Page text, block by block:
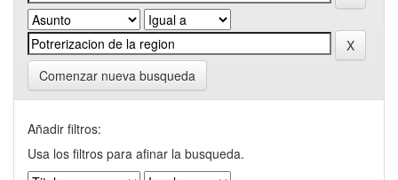
Comenzar nueva busqueda
Añadir filtros:
Usa los filtros para afinar la busqueda.